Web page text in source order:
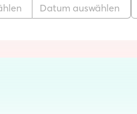
Datum auswählen